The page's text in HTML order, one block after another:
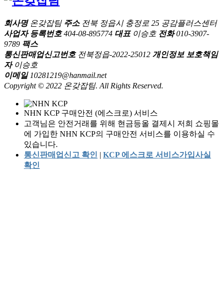
회사명온갖잡팀 주소전북 정읍시 충정로 25 공감플러스센터
사업자 등록번호404-08-895774 대표이승호 전화010-3907-
9789 팩스
통신판매업신고번호전북정읍-2022-25012 개인정보 보호책임
자이승호
이메일10281219@hanmail.net
Copyright © 2022 온갖잡팀. All Rights Reserved.
NHN KCP 구매안전 (에스크로) 서비스
고객님은 안전거래를 위해 현금등올 결제시 저희 쇼핑몰
에 가입한 NHN KCP의 구매안전 서비스를 이용하실 수
있습니다.
통신판매업신고 확인 | KCP 에스크로 서비스가입사실
확인